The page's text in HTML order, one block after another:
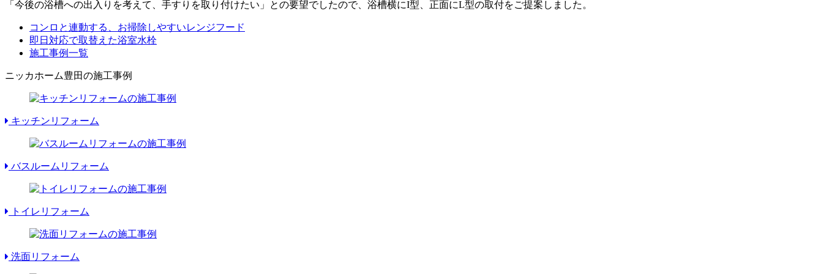
「今後の浴槽への出入りを考えて、手すりを取り付けたい」との要望でしたので、浴槽横にI型、正面にL型の取付をご提案しました。
コンロと連動する、お掃除しやすいレンジフード
即日対応で取替えた浴室水栓
施工事例一覧
ニッカホーム豊田の施工事例
キッチンリフォーム
バスルームリフォーム
トイレリフォーム
洗面リフォーム